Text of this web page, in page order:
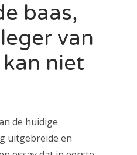
baas,
van
niet
de huidige
uitgebreide en